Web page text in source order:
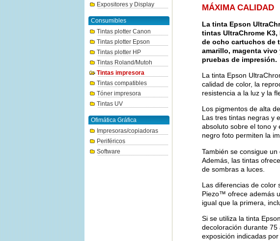
Expositores y Display
Consumibles
Tintas plotter Canon
Tintas plotter Epson
Tintas plotter HP
Tintas Roland/Mutoh
Tintas impresora
Tintas compatibles
Tóner impresora
Tintas UV
Ofimática Gráfica
Impresoras/copiadoras
Periféricos
Software
MÁXIMA CALIDAD
La tinta Epson
tintas UltraChrome
de ocho cartuchos de
amarillo, magenta
pruebas de impresión.
La tinta Epson
calidad de color, la
resistencia a la luz y la
Los pigmentos de alta
Las tres tintas negras y
absoluto sobre el tono y
negro foto permiten la
También se consigue
Además, las tintas
de sombras a luces.
Las diferencias de color
Piezo™ ofrece además
igual que la primera,
Si se utiliza la tinta
decoloración durante
exposición indicadas